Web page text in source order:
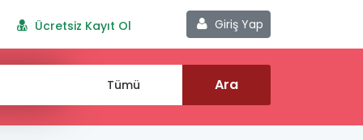
Giriş Yap
Ücretsiz Kayıt Ol